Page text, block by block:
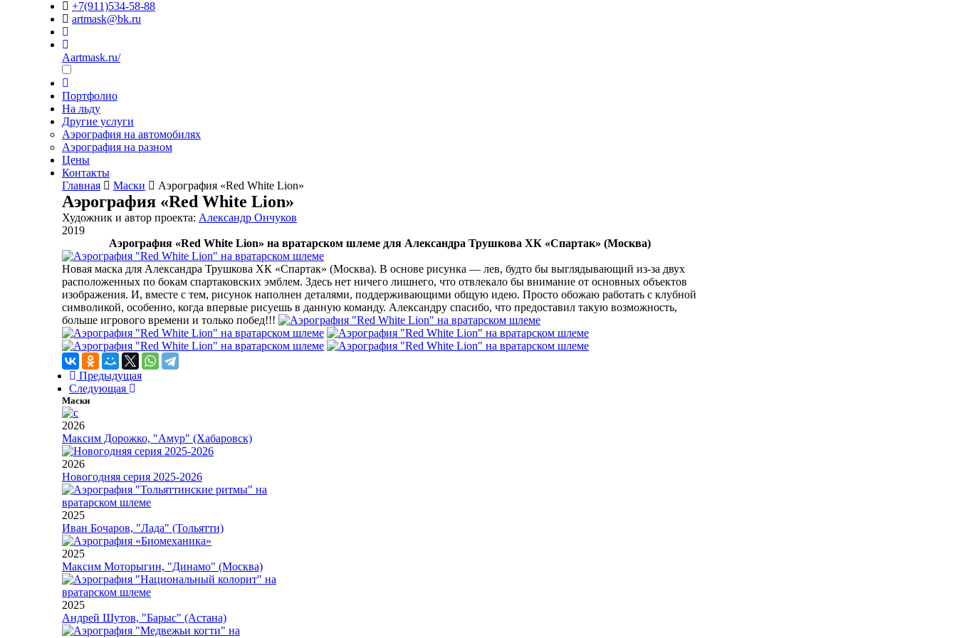
+7(911)534-58-88
artmask@bk.ru
Aartmask.ru/
Портфолио
На льду
Другие услуги
Аэрография на автомобилях
Аэрография на разном
Цены
Контакты
Главная
Маски Аэрография «Red White Lion»
Аэрография «Red White Lion»
Художник и автор проекта: Александр Ончуков
2019
Аэрография «Red White Lion» на вратарском шлеме для Александра Трушкова ХК «Спартак» (Москва)
Новая маска для Александра Трушкова ХК «Спартак» (Москва). В основе рисунка — лев, будто бы выглядывающий из-за двух
расположенных по бокам спартаковских эмблем. Здесь нет ничего лишнего, что отвлекало бы внимание от основных объектов
изображения. И, вместе с тем, рисунок наполнен деталями, поддерживающими общую идею. Просто обожаю работать с клубной
символикой, особенно, когда впервые рисуешь в данную команду. Александру спасибо, что предоставил такую возможность,
больше игрового времени и только побед!!!
Предыдущая
Следующая
Маски
2026
Максим Дорожко, "Амур" (Хабаровск)
2026
Новогодняя серия 2025-2026
2025
Иван Бочаров, "Лада" (Тольятти)
2025
Максим Моторыгин, "Динамо" (Москва)
2025
Андрей Шутов, "Барыс" (Астана)